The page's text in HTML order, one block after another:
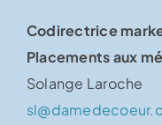
Codirectrice
Placements aux
Solange Laroche